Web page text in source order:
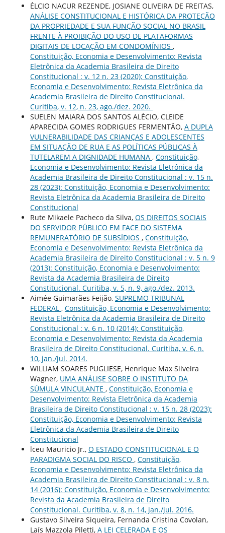
ÉLCIO NACUR REZENDE, JOSIANE OLIVEIRA DE FREITAS,
ANÁLISE CONSTITUCIONAL E HISTÓRICA DA PROTEÇÃO
DA PROPRIEDADE E SUA FUNÇÃO SOCIAL NO BRASIL
FRENTE À PROIBIÇÃO DO USO DE PLATAFORMAS
DIGITAIS DE LOCAÇÃO EM CONDOMÍNIOS ,
Constituição, Economia e Desenvolvimento: Revista
Eletrônica da Academia Brasileira de Direito
Constitucional : v. 12 n. 23 (2020): Constituição,
Economia e Desenvolvimento: Revista Eletrônica da
Academia Brasileira de Direito Constitucional.
Curitiba, v. 12, n. 23, ago./dez. 2020.
SUELEN MAIARA DOS SANTOS ALÉCIO, CLEIDE
APARECIDA GOMES RODRIGUES FERMENTÃO, A DUPLA
VULNERABILIDADE DAS CRIANÇAS E ADOLESCENTES
EM SITUAÇÃO DE RUA E AS POLÍTICAS PÚBLICAS À
TUTELAREM A DIGNIDADE HUMANA , Constituição,
Economia e Desenvolvimento: Revista Eletrônica da
Academia Brasileira de Direito Constitucional : v. 15 n.
28 (2023): Constituição, Economia e Desenvolvimento:
Revista Eletrônica da Academia Brasileira de Direito
Constitucional
Rute Mikaele Pacheco da Silva, OS DIREITOS SOCIAIS
DO SERVIDOR PÚBLICO EM FACE DO SISTEMA
REMUNERATÓRIO DE SUBSÍDIOS , Constituição,
Economia e Desenvolvimento: Revista Eletrônica da
Academia Brasileira de Direito Constitucional : v. 5 n. 9
(2013): Constituição, Economia e Desenvolvimento:
Revista da Academia Brasileira de Direito
Constitucional. Curitiba, v. 5, n. 9, ago./dez. 2013.
Aimée Guimarães Feijão, SUPREMO TRIBUNAL
FEDERAL , Constituição, Economia e Desenvolvimento:
Revista Eletrônica da Academia Brasileira de Direito
Constitucional : v. 6 n. 10 (2014): Constituição,
Economia e Desenvolvimento: Revista da Academia
Brasileira de Direito Constitucional. Curitiba, v. 6, n.
10, jan./jul. 2014.
WILLIAM SOARES PUGLIESE, Henrique Max Silveira
Wagner, UMA ANÁLISE SOBRE O INSTITUTO DA
SÚMULA VINCULANTE , Constituição, Economia e
Desenvolvimento: Revista Eletrônica da Academia
Brasileira de Direito Constitucional : v. 15 n. 28 (2023):
Constituição, Economia e Desenvolvimento: Revista
Eletrônica da Academia Brasileira de Direito
Constitucional
lceu Mauricio Jr., O ESTADO CONSTITUCIONAL E O
PARADIGMA SOCIAL DO RISCO , Constituição,
Economia e Desenvolvimento: Revista Eletrônica da
Academia Brasileira de Direito Constitucional : v. 8 n.
14 (2016): Constituição, Economia e Desenvolvimento:
Revista da Academia Brasileira de Direito
Constitucional. Curitiba, v. 8, n. 14, jan./jul. 2016.
Gustavo Silveira Siqueira, Fernanda Cristina Covolan,
Laís Mazzola Piletti, A LEI CELERADA E OS